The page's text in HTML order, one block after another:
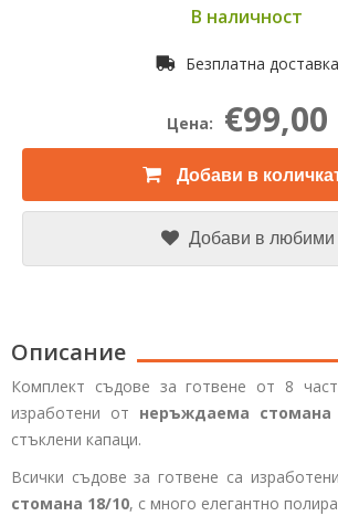
В наличност
Безплатна доставка
Цена: €99,00
Добави в
Добави в любими
Описание
Комплект съдове за готвене от 8
изработени от неръждаема стомана
стъклени капаци.
Всички съдове за готвене са
стомана 18/10, с много елегантно